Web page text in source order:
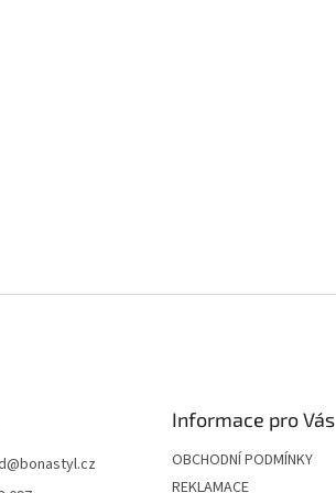
@bonastyl.cz
Informace pro Vás
OBCHODNÍ PODMÍNKY
REKLAMACE